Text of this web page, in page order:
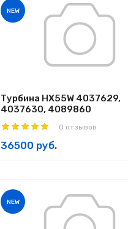
NEW
Турбина HX55W 4037629,
4037630, 4089860
0 отзывов
36500 руб.
NEW